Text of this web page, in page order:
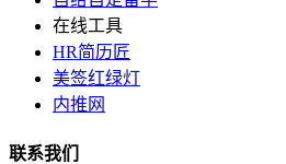
在线工具
HR简历匠
美签红绿灯
内推网
联系我们